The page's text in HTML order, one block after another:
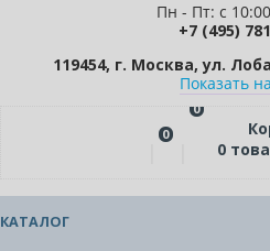
Пн - Пт: с
+7 (495)
119454, г. Москва, ул.
Показать
0
0
0
КАТАЛОГ